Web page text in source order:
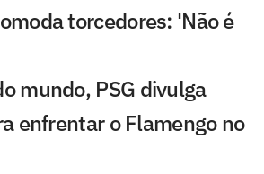
torcedores: 'Não é
mundo, PSG divulga
enfrentar o Flamengo no